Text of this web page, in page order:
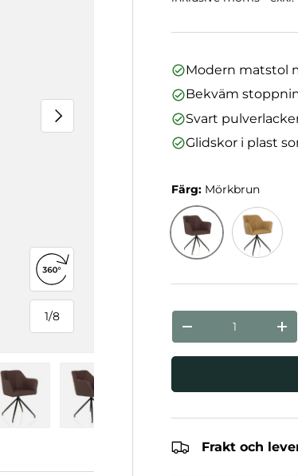
1/
från
8
Nästa
Öppna 360°-vy
Modern matstol
Bekväm
Svart
Glidskor i plast
Färg: Mörkbrun
Mörkbrun
nummer
Minska mängden
Frakt och